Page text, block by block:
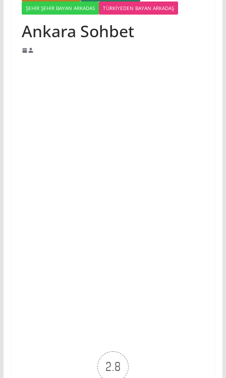
ŞEHIR ŞEHIR BAYAN ARKADAS
TÜRKIYEDEN BAYAN ARKADAŞ
Ankara Sohbet
2.8